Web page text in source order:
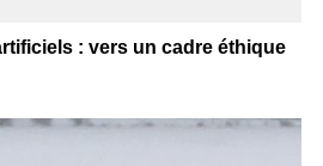
: vers un cadre éthique